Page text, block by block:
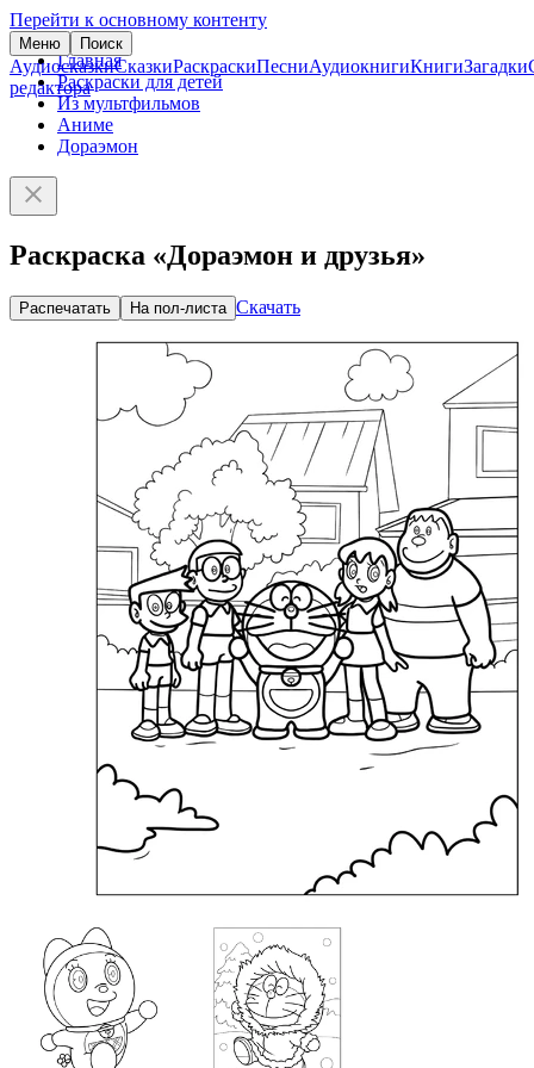
Перейти к основному контенту
Меню Поиск
АудиосказкиСказкиРаскраскиПесниАудиокнигиКнигиЗагадки
редактора
Главная
Раскраски для детей
Из мультфильмов
Аниме
Дораэмон
Раскраска «Дораэмон и друзья»
Распечатать На пол-листа Скачать